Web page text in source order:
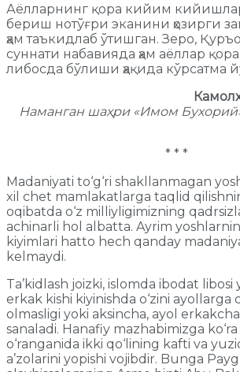
Аёлларнинг қора кийим
бериш нотўғри эканини ҳозирги
ҳам таъкидлаб ўтишган. Зеро,
суннати набавияда ҳам аёллар
либосда бўлиши ҳақида кўрсатма
Наманган шаҳри «Имом
* * *
Madaniyati to‘g‘ri shakllanmagan
xil chet mamlakatlarga taqlid
oqibatda o‘z milliyligimizning
achinarli hol albatta. Ayrim
kiyimlari hatto hech qanday
kelmaydi.
Ta’kidlash joizki, islomda ibodat libosi
erkak kishi kiyinishda o‘zini ayollarga
olmasligi yoki aksincha, ayol
sanaladi. Hanafiy mazhabimizga
o‘ranganida ikki qo‘lining kafti va
a’zolarini yopishi vojibdir. Bunga